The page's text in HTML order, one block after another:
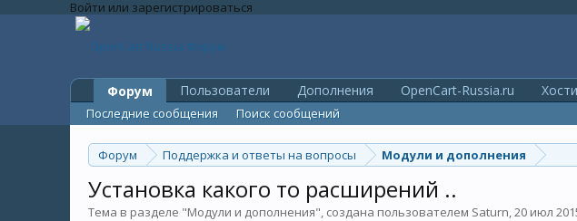
Войти или зарегистрироваться
Форум Поддержка и ответы на вопросы Модули и дополнения
Установка какого то расширений ..
Тема в разделе "Модули и дополнения", создана пользователем Saturn,20 июл
Форум
Последние сообщения Поиск сообщений
Пользователи Дополнения OpenCart-Russia.ru